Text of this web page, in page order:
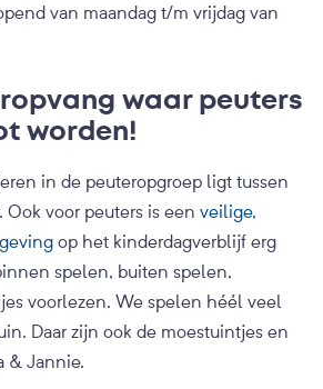
van maandag t/m vrijdag van
waar peuters
worden!
in de peuteropgroep ligt tussen
Ook voor peuters is een veilige,
op het kinderdagverblijf erg
spelen, buiten spelen,
voorlezen. We spelen héél veel
Daar zijn ook de moestuintjes en
& Jannie.